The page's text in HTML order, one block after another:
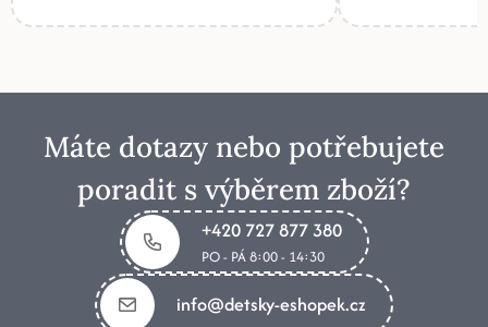
Máte dotazy nebo potřebujete
poradit s výběrem zboží?
+420 727 877 380
PO - PÁ 8:00 - 14:30
info@detsky-eshopek.cz